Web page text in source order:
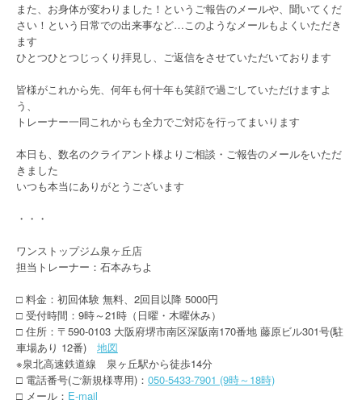
また、お身体が変わりました！というご報告のメールや、聞いてくだ
さい！という日常での出来事など…このようなメールもよくいただき
ます
ひとつひとつじっくり拝見し、ご返信をさせていただいております
皆様がこれから先、何年も何十年も笑顔で過ごしていただけますよ
う、
トレーナー一同これからも全力でご対応を行ってまいります
本日も、数名のクライアント様よりご相談・ご報告のメールをいただ
きました
いつも本当にありがとうございます
・・・
ワンストップジム泉ヶ丘店
担当トレーナー：石本みちよ
□ 料金：初回体験 無料、2回目以降 5000円
□ 受付時間：9時～21時（日曜・木曜休み）
□ 住所：〒590-0103 大阪府堺市南区深阪南170番地 藤原ビル301号(駐
車場あり 12番) 地図
※泉北高速鉄道線 泉ヶ丘駅から徒歩14分
□ 電話番号(ご新規様専用)： 050-5433-7901 (9時～18時)
□ メール： E-mail